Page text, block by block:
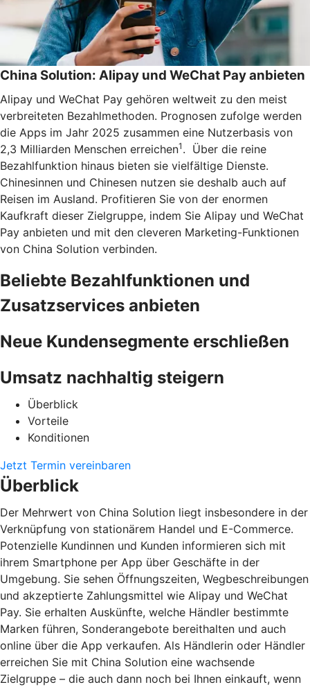
China Solution: Alipay und WeChat Pay anbieten
Alipay und WeChat Pay gehören weltweit zu den meist
verbreiteten Bezahlmethoden. Prognosen zufolge werden
die Apps im Jahr 2025 zusammen eine Nutzerbasis von
2,3 Milliarden Menschen erreichen1 . Über die reine
Bezahlfunktion hinaus bieten sie vielfältige Dienste.
Chinesinnen und Chinesen nutzen sie deshalb auch auf
Reisen im Ausland. Profitieren Sie von der enormen
Kaufkraft dieser Zielgruppe, indem Sie Alipay und WeChat
Pay anbieten und mit den cleveren Marketing-Funktionen
von China Solution verbinden.
Beliebte Bezahlfunktionen und
Zusatzservices anbieten
Neue Kundensegmente erschließen
Umsatz nachhaltig steigern
Überblick
Vorteile
Konditionen
Jetzt Termin vereinbaren
Überblick
Der Mehrwert von China Solution liegt insbesondere in der
Verknüpfung von stationärem Handel und E-Commerce.
Potenzielle Kundinnen und Kunden informieren sich mit
ihrem Smartphone per App über Geschäfte in der
Umgebung. Sie sehen Öffnungszeiten, Wegbeschreibungen
und akzeptierte Zahlungsmittel wie Alipay und WeChat
Pay. Sie erhalten Auskünfte, welche Händler bestimmte
Marken führen, Sonderangebote bereithalten und auch
online über die App verkaufen. Als Händlerin oder Händler
erreichen Sie mit China Solution eine wachsende
Zielgruppe – die auch dann noch bei Ihnen einkauft, wenn